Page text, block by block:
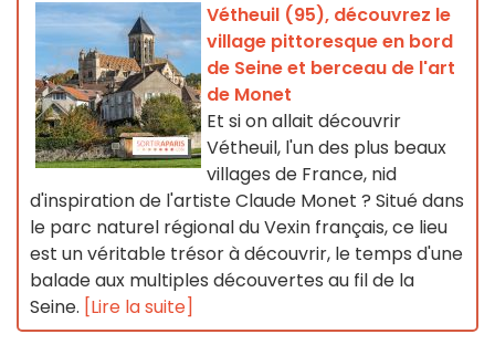
Vétheuil (95), découvrez le
village pittoresque en bord
de Seine et berceau de l'art
de Monet
Et si on allait découvrir
Vétheuil, l'un des plus beaux
villages de France, nid
d'inspiration de l'artiste Claude Monet ? Situé dans
le parc naturel régional du Vexin français, ce lieu
est un véritable trésor à découvrir, le temps d'une
balade aux multiples découvertes au fil de la
Seine. [Lire la suite]